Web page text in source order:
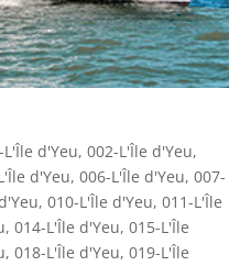
L'Île d'Yeu, 002-L'Île d'Yeu,
d'Yeu, 006-L'Île d'Yeu, 007-
, 010-L'Île d'Yeu, 011-L'Île
, 014-L'Île d'Yeu, 015-L'Île
, 018-L'Île d'Yeu, 019-L'Île